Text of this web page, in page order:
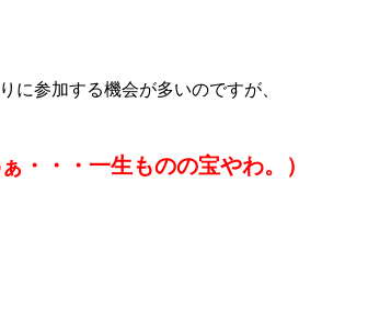
に参加する機会が多いのですが、
・・・一生ものの宝やわ。）